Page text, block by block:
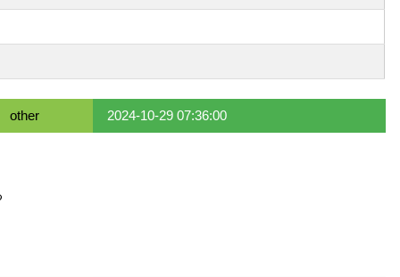
other 2024-10-29 07:36:00